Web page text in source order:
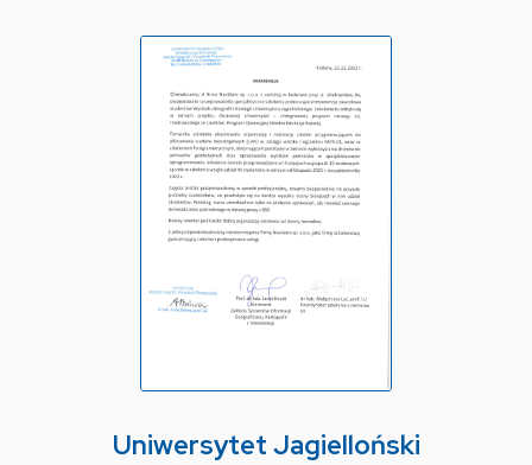
Uniwersytet Jagielloński